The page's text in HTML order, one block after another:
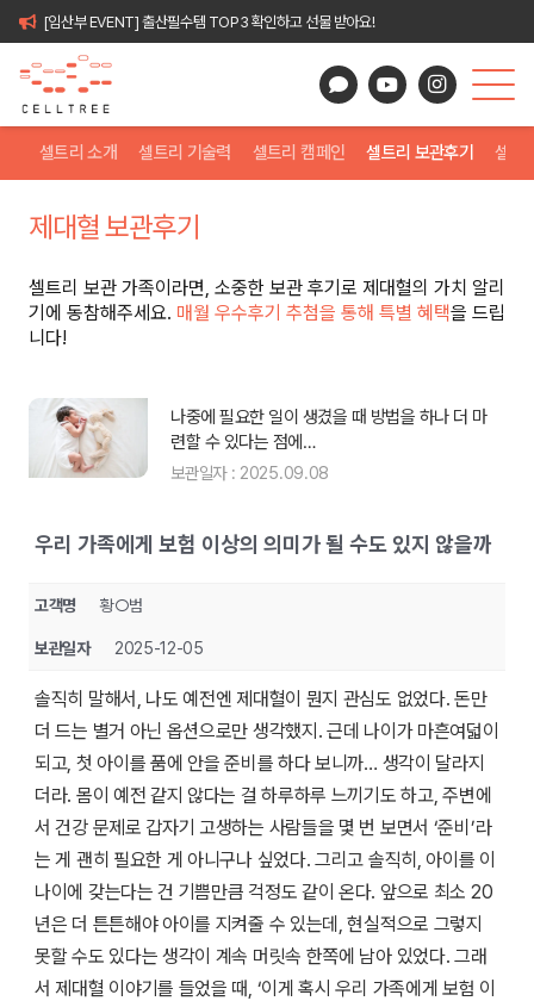
[임산부 EVENT] 출산필수템 TOP3 확인하고 선물 받아요!
셀트리 소개 셀트리 기술력 셀트리 캠페인 셀트리 보관후기 셀트
제대혈 보관후기
셀트리 보관 가족이라면, 소중한 보관 후기로 제대혈의 가치 알리
기에 동참해주세요. 매월 우수후기 추첨을 통해 특별 혜택을 드립
니다!
나중에 필요한 일이 생겼을 때 방법을 하나 더 마
련할 수 있다는 점에…
보관일자 : 2025.09.08
우리 가족에게 보험 이상의 의미가 될 수도 있지 않을까
고객명 황○범
보관일자 2025-12-05
솔직히 말해서, 나도 예전엔 제대혈이 뭔지 관심도 없었다. 돈만
더 드는 별거 아닌 옵션으로만 생각했지. 근데 나이가 마흔여덟이
되고, 첫 아이를 품에 안을 준비를 하다 보니까… 생각이 달라지
더라. 몸이 예전 같지 않다는 걸 하루하루 느끼기도 하고, 주변에
서 건강 문제로 갑자기 고생하는 사람들을 몇 번 보면서 ‘준비’라
는 게 괜히 필요한 게 아니구나 싶었다. 그리고 솔직히, 아이를 이
나이에 갖는다는 건 기쁨만큼 걱정도 같이 온다. 앞으로 최소 20
년은 더 튼튼해야 아이를 지켜줄 수 있는데, 현실적으로 그렇지
못할 수도 있다는 생각이 계속 머릿속 한쪽에 남아 있었다. 그래
서 제대혈 이야기를 들었을 때, ‘이게 혹시 우리 가족에게 보험 이